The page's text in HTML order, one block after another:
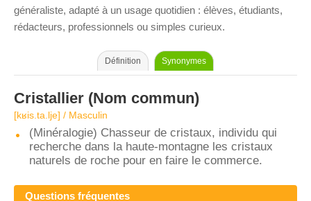
généraliste, adapté à un usage quotidien : élèves, étudiants,
rédacteurs, professionnels ou simples curieux.
Définition Synonymes
Cristallier (Nom commun)
[kʁis.ta.lje] / Masculin
(Minéralogie) Chasseur de cristaux, individu qui
recherche dans la haute-montagne les cristaux
naturels de roche pour en faire le commerce.
Questions fréquentes